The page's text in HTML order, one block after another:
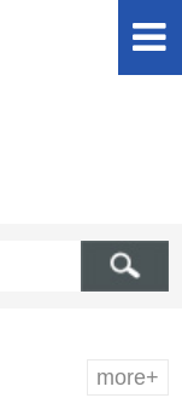
more+